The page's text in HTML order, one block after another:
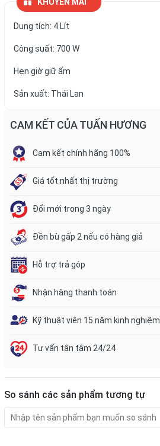
Dung tích: 4 Lít
Công suất: 700 W
Hẹn giờ giữ ấm
Sản xuất: Thái Lan
CAM KẾT CỦA TUẤN HƯƠNG
Cam kết chính hãng 100%
Giá tốt nhất thị trường
Đổi mới trong 3 ngày
Đền bù gấp 2 nếu có hàng giả
Hỗ trợ trả góp
Nhận hàng thanh toán
Kỹ thuật viên 15 năm kinh nghiệm
Tư vấn tận tâm 24/24
So sánh các sản phẩm tương tự